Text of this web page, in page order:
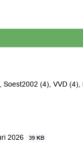
Soest2002 (4), VVD
2026
39 KB